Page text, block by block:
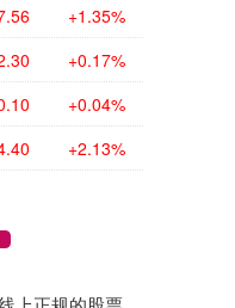
+1.35%
+0.17%
+0.04%
+2.13%